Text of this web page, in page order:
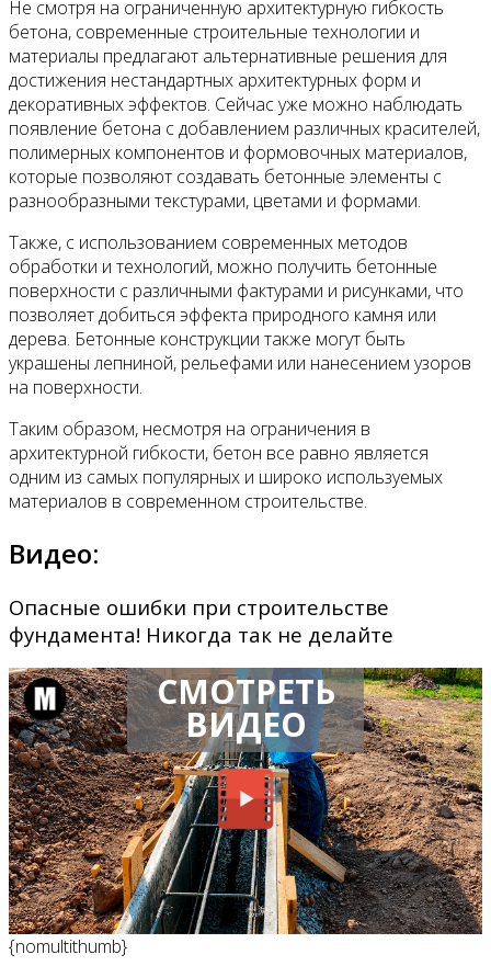
Не смотря на ограниченную архитектурную гибкость
бетона, современные строительные технологии и
материалы предлагают альтернативные решения для
достижения нестандартных архитектурных форм и
декоративных эффектов. Сейчас уже можно наблюдать
появление бетона с добавлением различных красителей,
полимерных компонентов и формовочных материалов,
которые позволяют создавать бетонные элементы с
разнообразными текстурами, цветами и формами.
Также, с использованием современных методов
обработки и технологий, можно получить бетонные
поверхности с различными фактурами и рисунками, что
позволяет добиться эффекта природного камня или
дерева. Бетонные конструкции также могут быть
украшены лепниной, рельефами или нанесением узоров
на поверхности.
Таким образом, несмотря на ограничения в
архитектурной гибкости, бетон все равно является
одним из самых популярных и широко используемых
материалов в современном строительстве.
Видео:
Опасные ошибки при строительстве
фундамента! Никогда так не делайте
СМОТРЕТЬ
ВИДЕО
{nomultithumb}